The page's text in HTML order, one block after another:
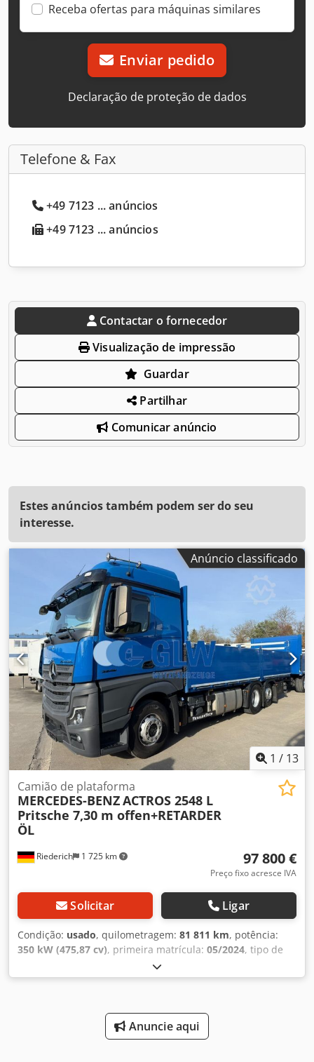
Receba ofertas para máquinas similares
Enviar pedido
Declaração de proteção de dados
Telefone & Fax
+49 7123 ... anúncios
+49 7123 ... anúncios
Contactar o fornecedor
Visualização de impressão
Guardar
Partilhar
Comunicar anúncio
Estes anúncios também podem ser do seu
interesse.
Anúncio classificado
1 / 13
Riederich 1 725 km
Camião de plataforma
MERCEDES-BENZACTROS 2548 L
Pritsche 7,30 m offen+RETARDER
ÖL
97 800 €
Preço fixo acresce IVA
Solicitar Ligar
Condição: usado, quilometragem: 81 811 km, potência:
350 kW (475,87 cv), primeira matrícula: 05/2024, tipo de
, peso total:
eixo:3 eixos, próxima inspeção (TÜV):03/2027, travões:
7 300 mm , largura do espaço de carga:
, altura do espaço de carga:1 000 mm
Anuncie aqui